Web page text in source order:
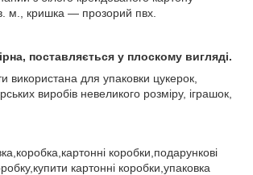
м., кришка ― прозорий пвх.
поставляється у плоскому вигляді.
використана для упаковки цукерок,
виробів невеликого розміру, іграшок,
коробки,подарункові
картонні коробки,упаковка